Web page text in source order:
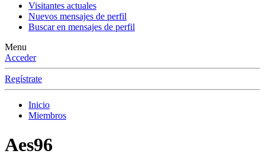
Visitantes actuales
Nuevos mensajes de perfil
Buscar en mensajes de perfil
Menu
Acceder
Regístrate
Inicio
Miembros
Aes96